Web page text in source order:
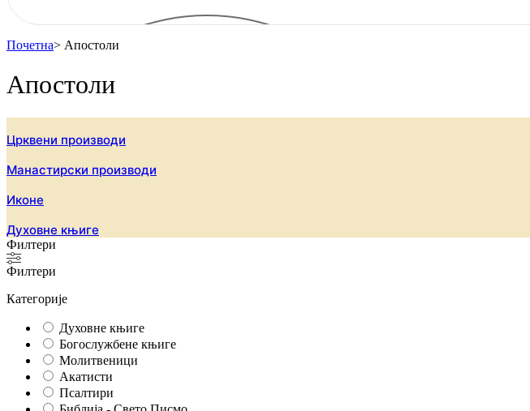
Почетна> Апостоли
Апостоли
Црквени производи
Манастирски производи
Иконе
Духовне књиге
Филтери
Филтери
Категорије
Духовне књиге
Богослужбене књиге
Молитвеници
Акатисти
Псалтири